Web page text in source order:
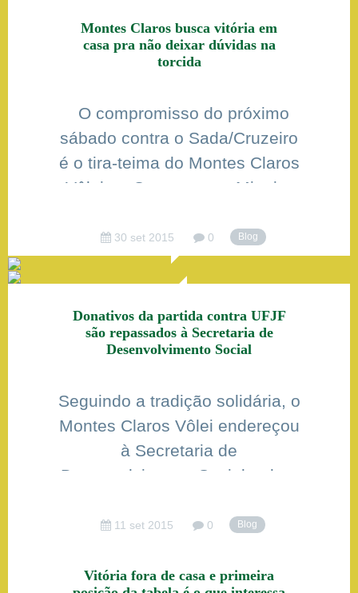
Tênis Clube por 3-2 com
parciais de 24-26 25-22 25-22
Montes Claros busca vitória em
casa pra não deixar dúvidas na
torcida
O compromisso do próximo
sábado contra o Sada/Cruzeiro
é o tira-teima do Montes Claros
Vôlei no Campeonato Mineiro
de uma sequência de vitórias
que o coloca na liderança da
competição. O Voleimoc vem
logo atrás, na vice-liderança, e
quer – como dizem na gíria
30 set 2015 0 Blog
Donativos da partida contra UFJF
são repassados à Secretaria de
Desenvolvimento Social
Seguindo a tradição solidária, o
Montes Claros Vôlei endereçou
à Secretaria de
Desenvolvimento Social toda a
na partida contra a UFJF, pela
Campeonato Mineiro. Foram
11 set 2015 0 Blog
Vitória fora de casa e primeira